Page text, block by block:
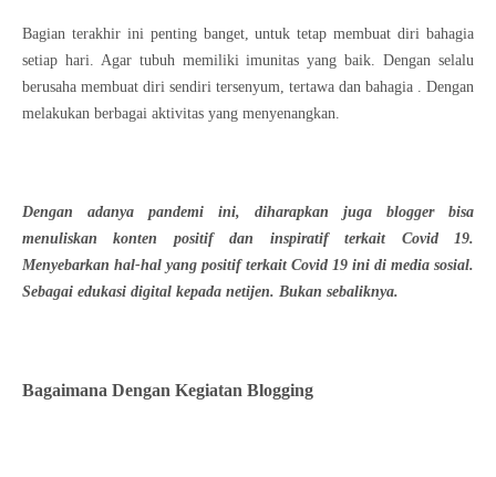
Bagian terakhir ini penting banget, untuk tetap membuat diri bahagia
setiap hari. Agar tubuh memiliki imunitas yang baik. Dengan selalu
berusaha membuat diri sendiri tersenyum, tertawa dan bahagia . Dengan
melakukan berbagai aktivitas yang menyenangkan.
Dengan adanya pandemi ini, diharapkan juga blogger bisa
menuliskan konten positif dan inspiratif terkait Covid 19.
Menyebarkan hal-hal yang positif terkait Covid 19 ini di media sosial.
Sebagai edukasi digital kepada netijen. Bukan sebaliknya.
Bagaimana Dengan Kegiatan Blogging